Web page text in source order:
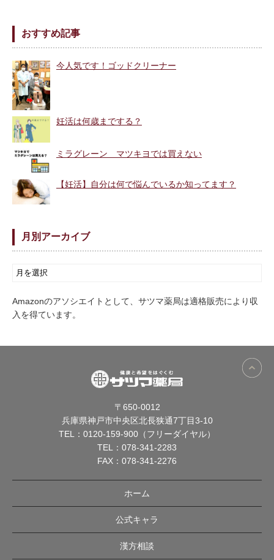
おすすめ記事
今人気です！ゴッドクリーナー
妊活は何歳までする？
ミラグレーン マツキヨでは買えない
【妊活】自分は何で悩んでいるか知ってます？
月別アーカイブ
Amazonのアソシエイトとして、サツマ薬局は適格販売により収
入を得ています。
〒650-0012
兵庫県神戸市中央区北長狭通7丁目3-10
TEL： 0120-159-900（フリーダイヤル）
TEL： 078-341-2283
FAX：078-341-2276
ホーム
公式キャラ
漢方相談